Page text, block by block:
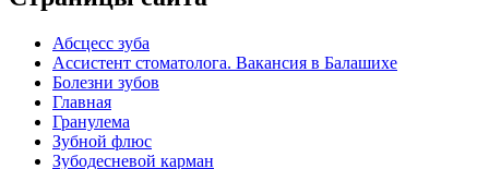
Абсцесс зуба
Ассистент стоматолога. Вакансия в Балашихе
Болезни зубов
Главная
Гранулема
Зубной флюс
Зубодесневой карман